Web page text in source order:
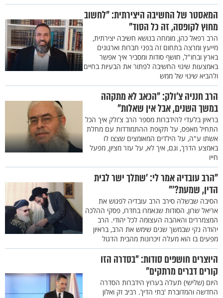
המאסטר של החשיבה היצירתית: "לחשוב
מחוץ לקופסה, זה כל הסוד"
הרב רפאל כהן, מומחה בנושא חשיבה יצירתית,
מייעץ ומרצה בתחום זה בפני חברות וארגונים
בארץ ובחו"ל, חושף סודות ומסביר איך אפשר
באמצעות שינוי החשיבה לפתור את הבעיות בחיים
ולהביא שינוי של ממש
הרב חנניה צ'ולק: "הכאב לא מתקהה
במשך השנים, אבל אין שאלות"
בראיון בלעדי להידברות מספר הרב צ'ולק איך הכל
התחיל מאפס, על תקופת ההתמודדות עם מחלת
אשתו ע"ה, על הילדים המאומצים שצצו לו
באמצע הדרך, וגם, איך לא, על עזר מציון, מפעל
חייו
"הרב עובדיה אמר לי: 'שתלך ישר לבית
הדין, שמעת?'"
הסיבה שבשלה סירב הרב עובדיה לפגוש את
אריאל שרון, הסודות שנאמרו בחדרו, פסקי ההלכה
המצמררים והאהבה העצומה לכל יהודי. הרב
יהודה נקי שבמשך שנים שימש את הרב, בראיון
מפעים בו הוא מעלה זיכרונות מהבית הדגול
היוצרים חושפים סודות: "בסדרה הזו
קורים דברים מרתקים"
היום (שלישי) תעלה בערוץ הידברות הסדרה
החדשה והמדוברת 'בתי הדין'. רביב זק ואלון